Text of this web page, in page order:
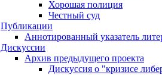
Хорошая полиция
Честный суд
Публикации
Аннотированный указатель
Дискуссии
Архив предыдущего проекта
Дискуссия о "кризисе